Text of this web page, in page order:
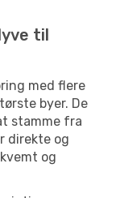
til
med flere
byer. De
stamme fra
direkte og
og